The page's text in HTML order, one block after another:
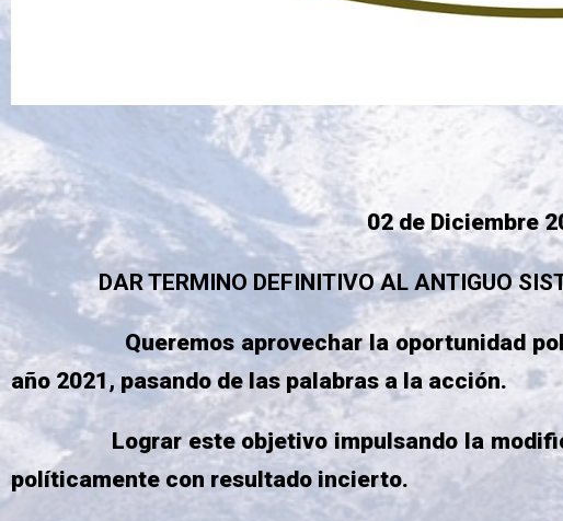
02 de Diciembre
DAR TERMINO DEFINITIVO AL ANTIGUO
Queremos aprovechar la oportunidad
año 2021, pasando de las palabras a la acción.
Lograr este objetivo impulsando la
políticamente con resultado incierto.